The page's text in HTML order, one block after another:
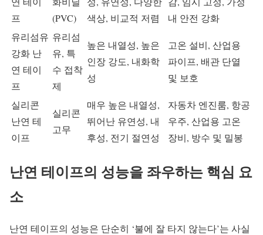
프
(PVC)
색상, 비교적 저렴
내 안전 강화
유리섬유
강화 난
연 테이
프
유리섬
유, 특
수 접착
제
높은 내열성, 높은
인장 강도, 내화학
성
고온 설비, 산업용
파이프, 배관 단열
및 보호
실리콘
난연 테
이프
실리콘
고무
매우 높은 내열성,
뛰어난 유연성, 내
후성, 전기 절연성
자동차 엔진룸, 항공
우주, 산업용 고온
장비, 방수 및 밀봉
난연 테이프의 성능을 좌우하는 핵심 요
소
난연 테이프의 성능은 단순히 ‘불에 잘 타지 않는다’는 사실